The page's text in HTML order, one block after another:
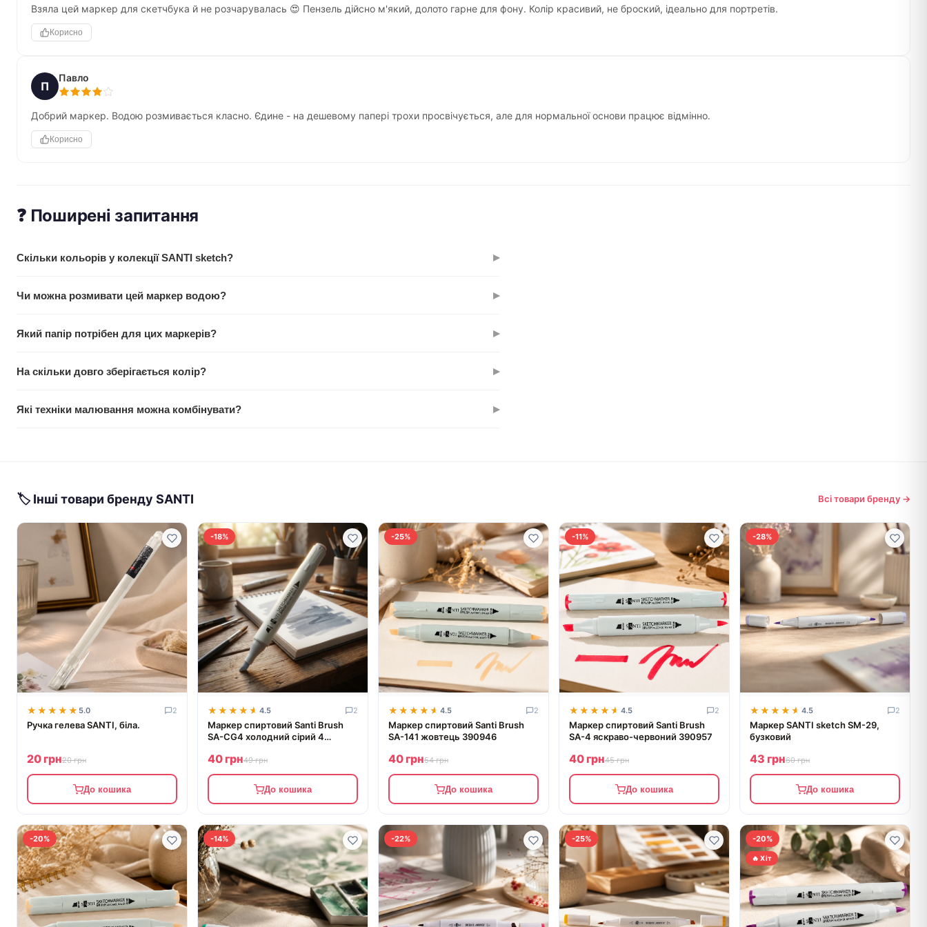
Взяла цей маркер для скетчбука й не розчарувалась 😍 Пензель дійсно м'який, долото гарне для фону. Колір красивий, не броский, ідеально для портретів.
Корисно
П
Павло
Добрий маркер. Водою розмивається класно. Єдине - на дешевому папері трохи просвічується, але для нормальної основи працює відмінно.
Корисно
❓ Поширені запитання
Скільки кольорів у колекції SANTI sketch? ▸
Чи можна розмивати цей маркер водою?
▸
палітрі для акварельного ефекту.
Який папір потрібен для цих маркерів? ▸
папір може дати незадовільний результат.
На скільки довго зберігається колір? ▸
Які техніки малювання можна комбінувати?
▸
🏷 Інші товари бренду SANTI Всі товари бренду →
★★★★★
★★★★★ 5.0 2
Ручка гелева SANTI, біла.
20 грн20 грн
До кошика
-18%
★★★★★
★★★★★ 4.5 2
Маркер спиртовий Santi Brush
SA-CG4 холодний сірий 4
40 грн49 грн
До кошика
-25%
★★★★★
★★★★★ 4.5 2
Маркер спиртовий Santi Brush
SA-141 жовтець 390946
40 грн54 грн
До кошика
-11%
★★★★★
★★★★★ 4.5 2
Маркер спиртовий Santi Brush
SA-4 яскраво-червоний 390957
40 грн45 грн
До кошика
-28%
★★★★★
★★★★★ 4.5 2
Маркер SANTI sketch SM-29,
бузковий
43 грн60 грн
До кошика
-20% -14% -22% -25% -20%
🔥 Хіт